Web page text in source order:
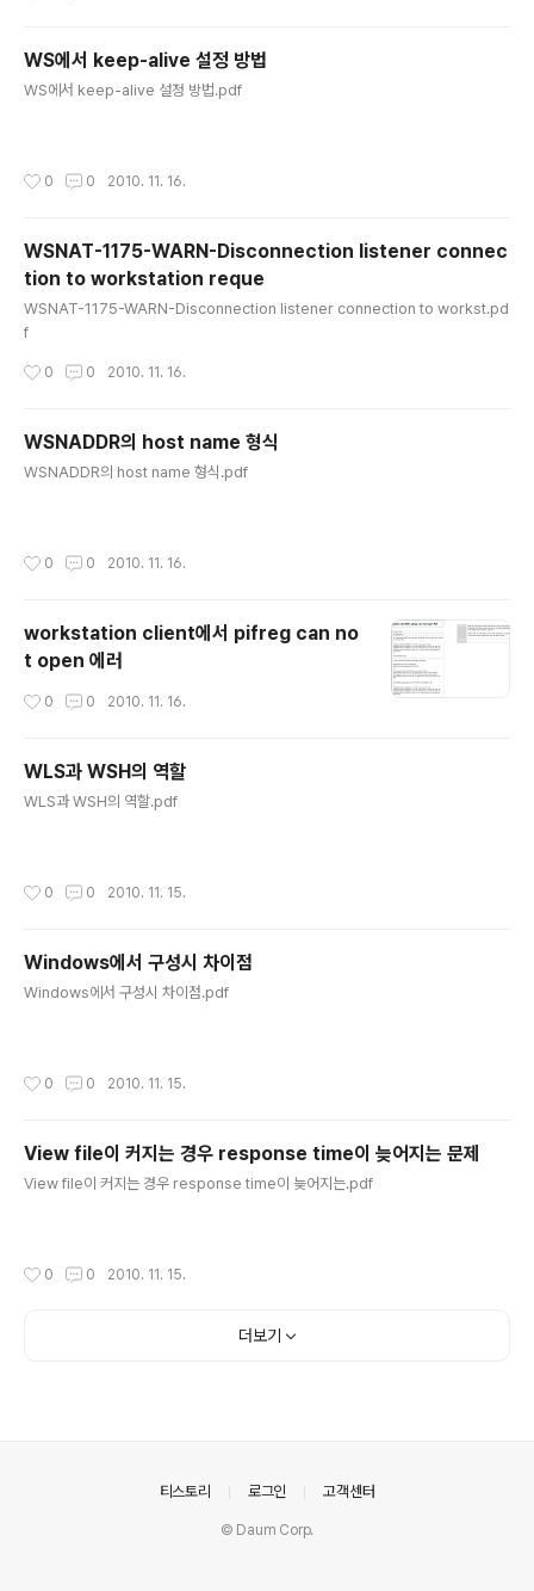
WS에서 keep-alive 설정 방법
WS에서 keep-alive 설정 방법.pdf
0 0 2010. 11. 16.
WSNAT-1175-WARN-Disconnection listener connec
tion to workstation reque
WSNAT-1175-WARN-Disconnection listener connection to workst.pd
f
0 0 2010. 11. 16.
WSNADDR의 host name 형식
WSNADDR의 host name 형식.pdf
0 0 2010. 11. 16.
workstation client에서 pifreg can no
t open 에러
0 0 2010. 11. 16.
WLS과 WSH의 역할
WLS과 WSH의 역할.pdf
0 0 2010. 11. 15.
Windows에서 구성시 차이점
Windows에서 구성시 차이점.pdf
0 0 2010. 11. 15.
View file이 커지는 경우 response time이 늦어지는 문제
View file이 커지는 경우 response time이 늦어지는.pdf
0 0 2010. 11. 15.
더보기
티스토리 로그인 고객센터
© Daum Corp.